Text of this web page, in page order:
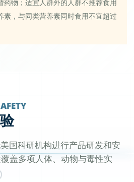
药物；适宜人群外的人群不推荐食用
素，与同类营养素同时食用不宜超过
国科研机构进行产品研发和安
盖多项人体、动物与毒性实